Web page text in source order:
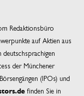
Redaktionsbüro
auf Aktien aus
der Münchener
(IPOs) und
finden Sie in